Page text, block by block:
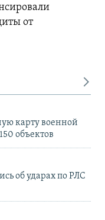
от
карту военной
объектов
об ударах по РЛС